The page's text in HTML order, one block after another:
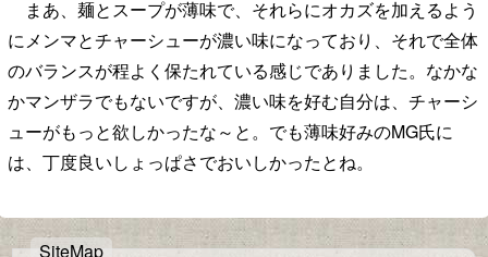
まあ、麺とスープが薄味で、それらにオカズを加えるよう
にメンマとチャーシューが濃い味になっており、それで全体
のバランスが程よく保たれている感じでありました。なかな
かマンザラでもないですが、濃い味を好む自分は、チャーシ
ューがもっと欲しかったな～と。でも薄味好みのMG氏に
は、丁度良いしょっぱさでおいしかったとね。